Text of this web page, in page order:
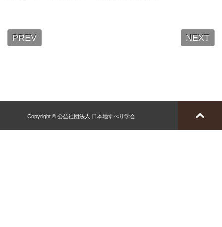
PREV NEXT
Copyright © 公益社団法人 日本地すべり学会